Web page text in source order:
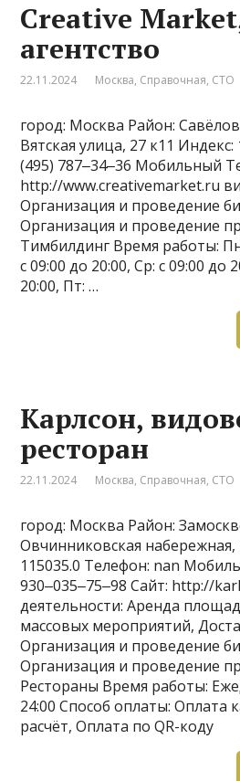
Creative
агентство
22.11.2024 Москва, Справочная, СТО
город: Москва Район:
Вятская улица, 27 к11
(495) 787‒34‒36 Мобильный
http://www.creativemarket.ru
Организация и проведение
Организация и проведение
Тимбилдинг Время работы:
с 09:00 до 20:00, Ср: с 09:00 до
20:00, Пт: …
Карлсон,
ресторан
22.11.2024 Москва, Справочная, СТО
город: Москва Район:
Овчинниковская набережная,
115035.0 Телефон: nan
930‒035‒75‒98 Сайт: http://
деятельности: Аренда
массовых мероприятий,
Организация и проведение
Организация и проведение
Рестораны Время работы:
24:00 Способ оплаты: Оплата
расчёт, Оплата по QR-коду